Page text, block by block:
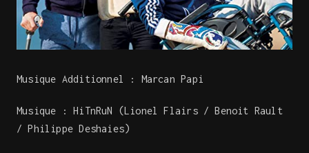
Musique Additionnel : Marcan Papi
Musique : HiTnRuN (Lionel Flairs / Benoit Rault
/ Philippe Deshaies)